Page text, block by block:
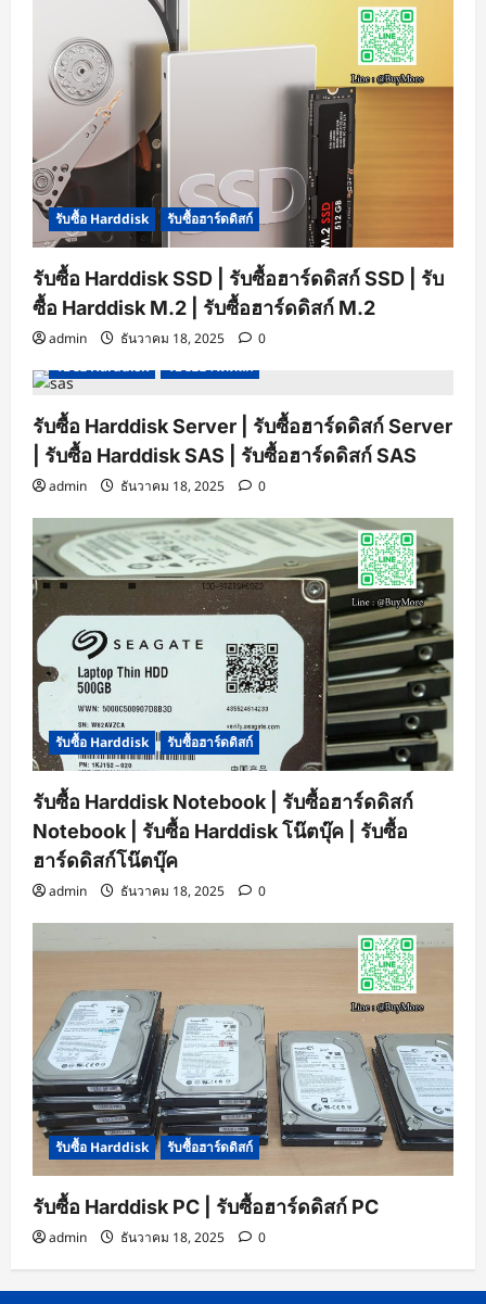
รับซื้อ Harddisk รับซื้อฮาร์ดดิสก์
รับซื้อ Harddisk SSD | รับซื้อฮาร์ดดิสก์ SSD | รับ
ซื้อ Harddisk M.2 | รับซื้อฮาร์ดดิสก์ M.2
admin ธันวาคม 18, 2025
0
รับซื้อ Harddisk
รับซื้อฮาร์ดดิสก์
รับซื้อ Harddisk Server | รับซื้อฮาร์ดดิสก์ Server
| รับซื้อ Harddisk SAS | รับซื้อฮาร์ดดิสก์ SAS
admin ธันวาคม 18, 2025 0
รับซื้อ Harddisk รับซื้อฮาร์ดดิสก์
รับซื้อ Harddisk Notebook | รับซื้อฮาร์ดดิสก์
Notebook | รับซื้อ Harddisk โน๊ตบุ๊ค | รับซื้อ
ฮาร์ดดิสก์โน๊ตบุ๊ค
admin ธันวาคม 18, 2025 0
รับซื้อ Harddisk รับซื้อฮาร์ดดิสก์
รับซื้อ Harddisk PC | รับซื้อฮาร์ดดิสก์ PC
admin ธันวาคม 18, 2025 0